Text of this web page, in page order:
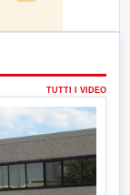
TUTTI I VIDEO